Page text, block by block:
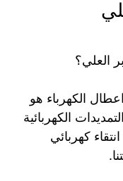
العلي؟
الكهرباء هو
الكهربائية
كهربائي